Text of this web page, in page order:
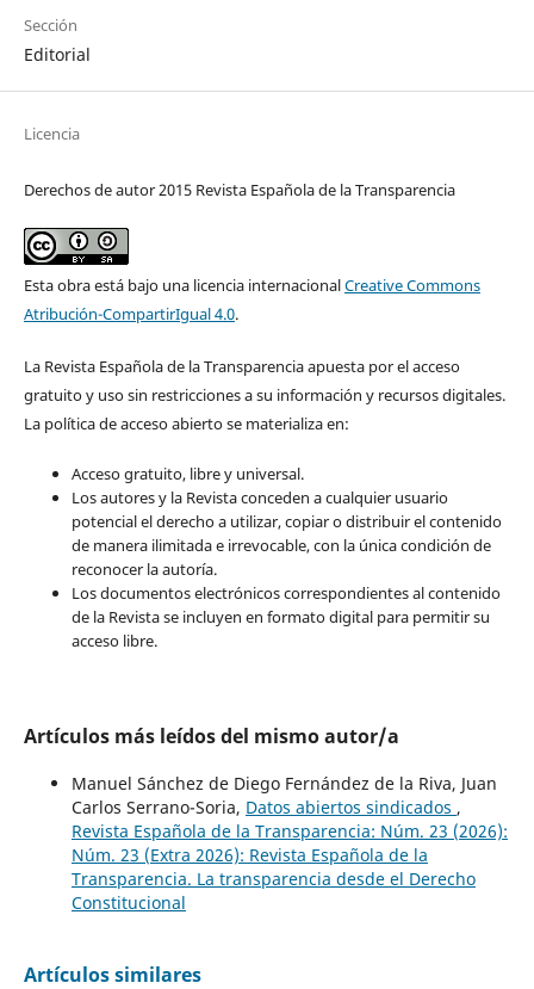
Sección
Editorial
Licencia
Derechos de autor 2015 Revista Española de la Transparencia
Esta obra está bajo una licencia internacionalCreative Commons
Atribución-CompartirIgual 4.0.
La Revista Española de la Transparencia apuesta por el acceso
gratuito y uso sin restricciones a su información y recursos digitales.
La política de acceso abierto se materializa en:
Acceso gratuito, libre y universal.
Los autores y la Revista conceden a cualquier usuario
potencial el derecho a utilizar, copiar o distribuir el contenido
de manera ilimitada e irrevocable, con la única condición de
reconocer la autoría.
Los documentos electrónicos correspondientes al contenido
de la Revista se incluyen en formato digital para permitir su
acceso libre.
Artículos más leídos del mismo autor/a
Manuel Sánchez de Diego Fernández de la Riva, Juan
Carlos Serrano-Soria, Datos abiertos sindicados ,
Revista Española de la Transparencia: Núm. 23 (2026):
Núm. 23 (Extra 2026): Revista Española de la
Transparencia. La transparencia desde el Derecho
Constitucional
Artículos similares